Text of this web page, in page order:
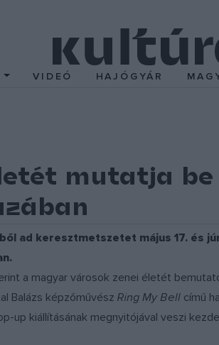
VIDEÓ HAJÓGYÁR
mutatja
ad keresztmetszetet május 17. és
a magyar városok zenei életét
Balázs képzőművész Ring My Bell című
up kiállításának megnyitójával veszi